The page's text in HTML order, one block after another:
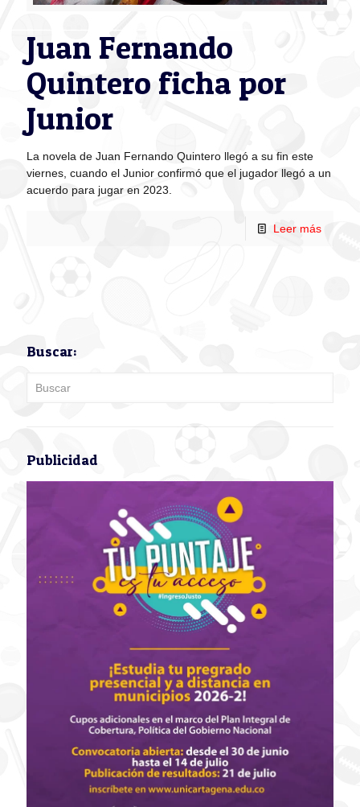
Juan Fernando
Quintero ficha por
Junior
La novela de Juan Fernando Quintero llegó a su fin este
viernes, cuando el Junior confirmó que el jugador llegó a un
acuerdo para jugar en 2023.
Leer más
Buscar:
Publicidad